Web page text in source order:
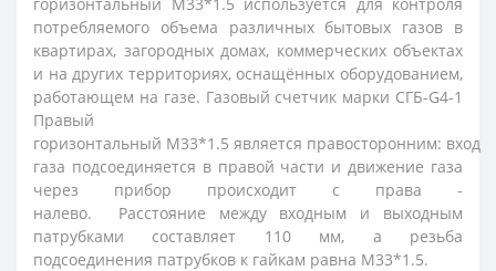
потребляемого объема различных бытовых газов в
квартирах, загородных домах, коммерческих объектах
и на других территориях, оснащённых оборудованием,
работающем на газе. Газовый счетчик марки СГБ-G4-1
Правый
горизонтальный М33*1.5 является правосторонним: вход
газа подсоединяется в правой части и движение газа
через прибор происходит с права -
налево. Расстояние между входным и выходным
патрубками составляет 110 мм, а резьба
подсоединения патрубков к гайкам равна М33*1.5.